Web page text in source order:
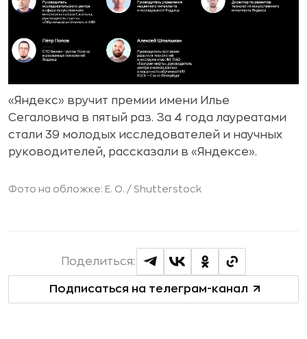
«Яндекс» вручит премии имени Илье
Сегаловича в пятый раз. За 4 года лауреатами
стали 39 молодых исследователей и научных
руководителей, рассказали в «Яндексе».
Фото на обложке: E. O. / Shutterstock
Подписаться на телеграм-канал
Поделиться: